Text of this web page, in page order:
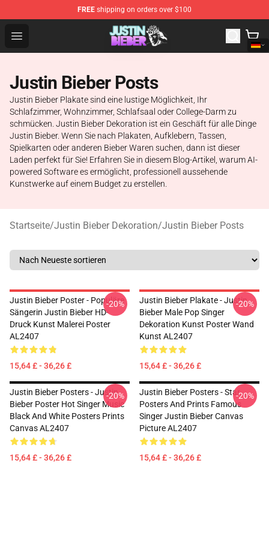
FREE shipping on orders over $100
Open menu
Justin Bieber Store - Official Justin Bieber Merchandise
Justin Bieber Posts
Justin Bieber Plakate sind eine lustige Möglichkeit, Ihr
Schlafzimmer, Wohnzimmer, Schlafsaal oder College-Darm zu
schmücken. Justin Bieber Dekoration ist ein Geschäft für alle Dinge
Justin Bieber. Wenn Sie nach Plakaten, Aufklebern, Tassen,
Spielkarten oder anderen Bieber Waren suchen, dann ist dieser
Laden perfekt für Sie! Erfahren Sie in diesem Blog-Artikel, warum AI-
powered Software es ermöglicht, professionell aussehende
Kunstwerke auf einem Budget zu erstellen.
Startseite/Justin Bieber Dekoration/Justin Bieber Posts
Justin Bieber Poster - Populäre
Sängerin Justin Bieber HD-
Druck Kunst Malerei Poster
AL2407
15,64 £ - 36,26 £
-20%
Justin Bieber Plakate - Justin
Bieber Male Pop Singer
Dekoration Kunst Poster Wand
Kunst AL2407
15,64 £ - 36,26 £
-20%
Justin Bieber Posters - Justin
Bieber Poster Hot Singer Music
Black And White Posters Prints
Canvas AL2407
15,64 £ - 36,26 £
-20%
Justin Bieber Posters - Star
Posters And Prints Famous
Singer Justin Bieber Canvas
Picture AL2407
15,64 £ - 36,26 £
-20%